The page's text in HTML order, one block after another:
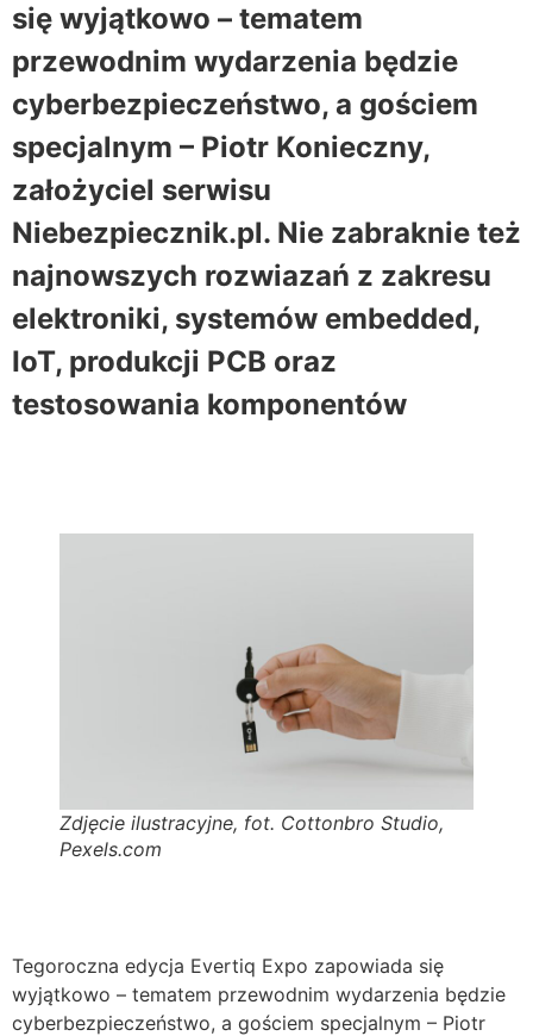
się wyjątkowo – tematem
przewodnim wydarzenia będzie
cyberbezpieczeństwo, a gościem
specjalnym – Piotr Konieczny,
założyciel serwisu
Niebezpiecznik.pl. Nie zabraknie też
najnowszych rozwiazań z zakresu
elektroniki, systemów embedded,
IoT, produkcji PCB oraz
testosowania komponentów
Zdjęcie ilustracyjne, fot. Cottonbro Studio,
Pexels.com
Tegoroczna edycja Evertiq Expo zapowiada się
wyjątkowo – tematem przewodnim wydarzenia będzie
cyberbezpieczeństwo, a gościem specjalnym – Piotr